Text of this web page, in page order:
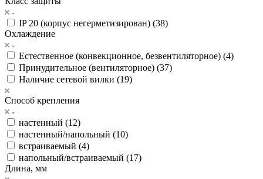
IP 20 (корпус негерметизирован) (38)
Охлаждение
Естественное (конвекционное, безвентиляторное) (4)
Принудительное (вентиляторное) (37)
Наличие сетевой вилки (19)
Способ крепления
настенный (12)
настенный/напольный (10)
встраиваемый (4)
напольный/встраиваемый (17)
Длина, мм